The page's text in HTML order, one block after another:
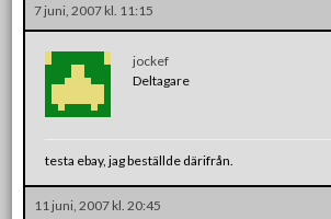
7 juni, 2007 kl. 11:15
jockef
Deltagare
testa ebay, jag beställde därifrån.
11 juni, 2007 kl. 20:45